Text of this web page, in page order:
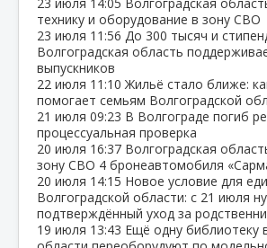
технику и оборудование в зону СВО
23 июля 11:56 До 300 тысяч и
Волгоградская область
выпускников
22 июля 11:10 Жильё стало ближе:
помогает семьям Волгоградской
21 июля 09:23 В Волгограде погиб
процессуальная проверка
20 июля 16:37 Волгоградская
зону СВО 4 бронеавтомобиля
20 июля 14:15 Новое условие для
Волгоградской области: с 21 июля
подтверждённый уход за
19 июля 13:43 Ещё одну библиотеку